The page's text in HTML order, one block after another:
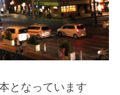
となっています